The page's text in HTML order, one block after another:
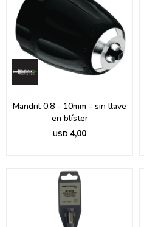
Mandril 0,8 - 10mm - sin llave
en blíster
USD 4,00